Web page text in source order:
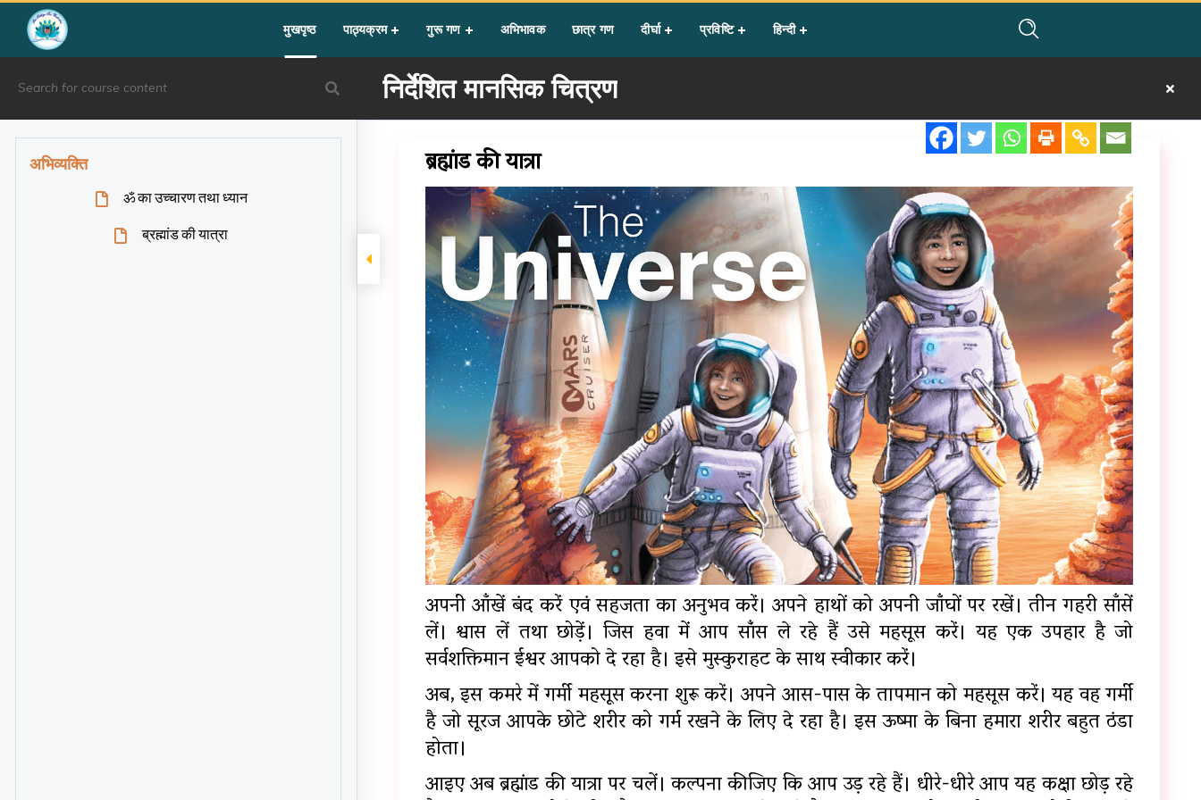
मुखपृष्ठ पाठ्यक्रम गुरू गण अभिभावक छात्र गण दीर्घा प्रविष्टि हिन्दी
Silent Sitting»निर्देशित मानसिक चित्रण
निर्देशित मानसिक चित्रण
अभिव्यक्ति
ॐ का उच्चारण तथा ध्यान
ब्रह्मांड की यात्रा
ब्रह्मांड की यात्रा
अपनी आँखें बंद करें एवं सहजता का अनुभव करें। अपने हाथों को अपनी जाँघों पर रखें। तीन गहरी साँसें
लें। श्वास लें तथा छोड़ें। जिस हवा में आप सांँस ले रहे हैं उसे महसूस करें। यह एक उपहार है जो
सर्वशक्तिमान ईश्वर आपको दे रहा है। इसे मुस्कुराहट के साथ स्वीकार करें।
अब, इस कमरे में गर्मी महसूस करना शुरू करें। अपने आस-पास के तापमान को महसूस करें। यह वह गर्मी
है जो सूरज आपके छोटे शरीर को गर्म रखने के लिए दे रहा है। इस ऊष्मा के बिना हमारा शरीर बहुत ठंडा
होता।
आइए अब ब्रह्मांड की यात्रा पर चलें। कल्पना कीजिए कि आप उड़ रहे हैं। धीरे-धीरे आप यह कक्षा छोड़ रहे